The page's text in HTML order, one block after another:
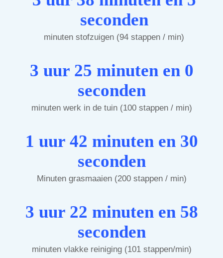
seconden
minuten stofzuigen (94 stappen / min)
3 uur 25 minuten en 0
seconden
minuten werk in de tuin (100 stappen / min)
1 uur 42 minuten en 30
seconden
Minuten grasmaaien (200 stappen / min)
3 uur 22 minuten en 58
seconden
minuten vlakke reiniging (101 stappen/min)